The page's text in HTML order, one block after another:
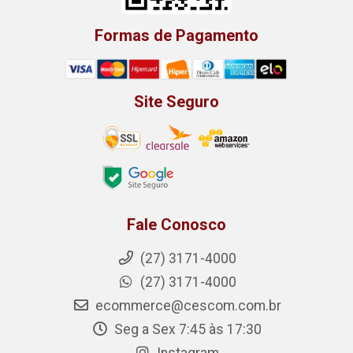
Formas de Pagamento
Site Seguro
Fale Conosco
(27) 3171-4000
(27) 3171-4000
ecommerce@cescom.com.br
Seg a Sex 7:45 às 17:30